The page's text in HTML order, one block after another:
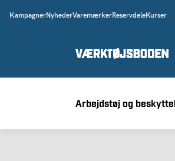
KampagnerNyhederVaremærkerReservdeleKurser
Arbejdstøj og